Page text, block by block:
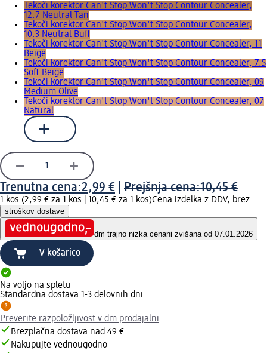
Tekoči korektor Can't Stop Won't Stop Contour Concealer,
12.7 Neutral Tan
Tekoči korektor Can't Stop Won't Stop Contour Concealer,
10.3 Neutral Buff
Tekoči korektor Can't Stop Won't Stop Contour Concealer, 11
Beige
Tekoči korektor Can't Stop Won't Stop Contour Concealer, 7.5
Soft Beige
Tekoči korektor Can't Stop Won't Stop Contour Concealer, 09
Medium Olive
Tekoči korektor Can't Stop Won't Stop Contour Concealer, 07
Natural
Trenutna cena:2,99 € Prejšnja cena:10,45 €
1 kos (2,99 € za 1 kos | 10,45 € za 1 kos)Cena izdelka z DDV, brez
stroškov dostave
dm trajno nizka cenani zvišana od 07.01.2026
V košarico
Na voljo na spletu
Standardna dostava 1-3 delovnih dni
Preverite razpoložljivost v dm prodajalni
Brezplačna dostava nad 49 €
Nakupujte vednougodno